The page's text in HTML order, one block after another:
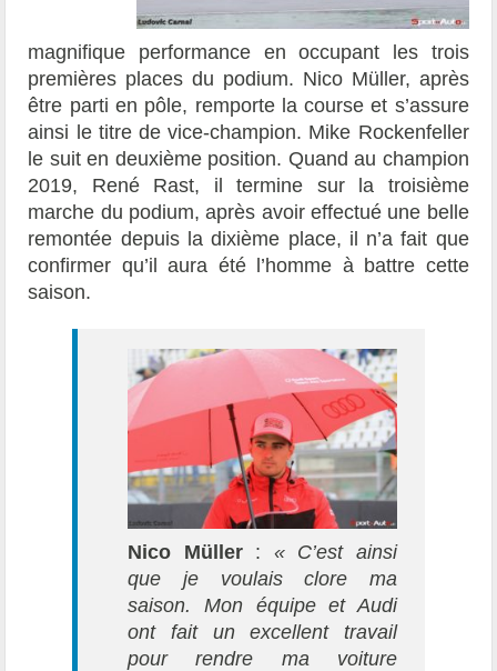
magnifique performance en occupant les trois
premières places du podium. Nico Müller, après
être parti en pôle, remporte la course et s’assure
ainsi le titre de vice-champion. Mike Rockenfeller
le suit en deuxième position. Quand au champion
2019, René Rast, il termine sur la troisième
marche du podium, après avoir effectué une belle
remontée depuis la dixième place, il n’a fait que
confirmer qu’il aura été l’homme à battre cette
saison.
Nico Müller: « C’est ainsi
que je voulais clore ma
saison. Mon équipe et Audi
ont fait un excellent travail
pour rendre ma voiture